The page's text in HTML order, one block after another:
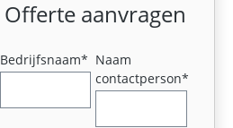
Offerte aanvragen
Bedrijfsnaam* Naam
contactperson*